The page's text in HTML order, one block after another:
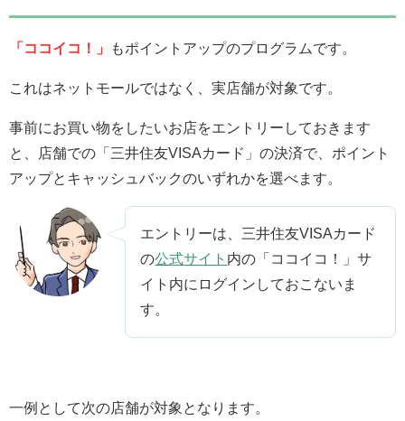
「ココイコ！」 もポイントアップのプログラムです。
これはネットモールではなく、実店舗が対象です。
事前にお買い物をしたいお店をエントリーしておきます
と、店舗での「三井住友VISAカード」の決済で、ポイント
アップとキャッシュバックのいずれかを選べます。
エントリーは、三井住友VISAカード
の公式サイト 内の「ココイコ！」サ
イト内にログインしておこないま
す。
一例として次の店舗が対象となります。